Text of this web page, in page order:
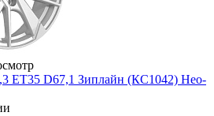
ET35 D67,1 Зиплайн (КС1042) Нео-